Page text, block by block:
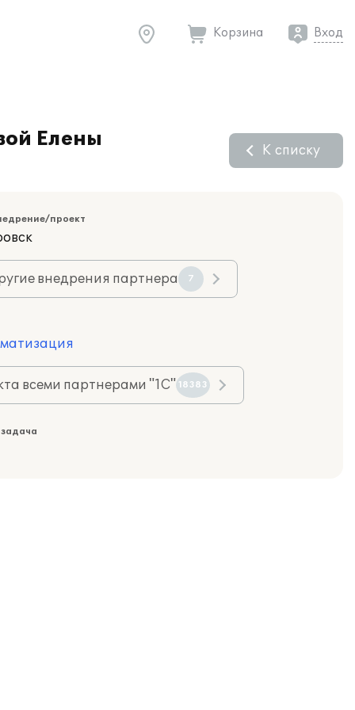
Корзина Вход
Елены
К списку
проект
внедрения партнера 7
всеми партнерами "1С" 18383